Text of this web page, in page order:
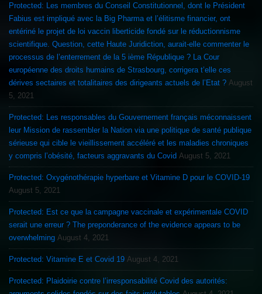
Protected: Les membres du Conseil Constitutionnel, dont le Président
Fabius est impliqué avec la Big Pharma et l’élitisme financier, ont
entériné le projet de loi vaccin liberticide fondé sur le réductionnisme
scientifique. Question, cette Haute Juridiction, aurait-elle commenter le
processus de l’enterrement de la 5 ième République ? La Cour
européenne des droits humains de Strasbourg, corrigera t’elle ces
dérives sectaires et totalitaires des dirigeants actuels de l’Etat ? August
5, 2021
Protected: Les responsables du Gouvernement français méconnaissent
leur Mission de rassembler la Nation via une politique de santé publique
sérieuse qui cible le vieillissement accéléré et les maladies chroniques
y compris l’obésité, facteurs aggravants du Covid August 5, 2021
Protected: Oxygénothérapie hyperbare et Vitamine D pour le COVID-19
August 5, 2021
Protected: Est ce que la campagne vaccinale et expérimentale COVID
serait une erreur ? The preponderance of the evidence appears to be
overwhelming August 4, 2021
Protected: Vitamine E et Covid 19 August 4, 2021
Protected: Plaidoirie contre l’irresponsabilité Covid des autorités: